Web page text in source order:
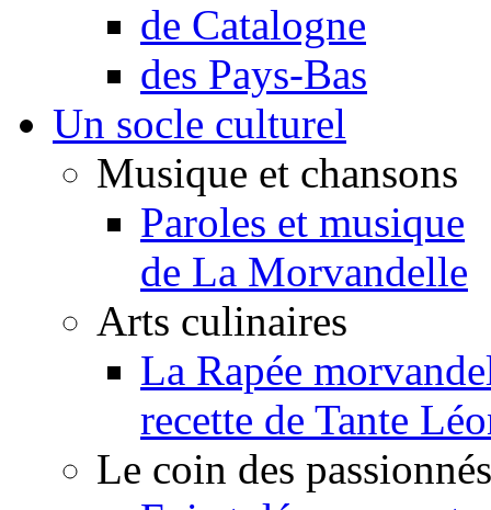
de Catalogne
des Pays-Bas
Un socle culturel
Musique et chansons
Paroles et musique
de La Morvandelle
Arts culinaires
La Rapée
recette de Tante
Le coin des passionnés